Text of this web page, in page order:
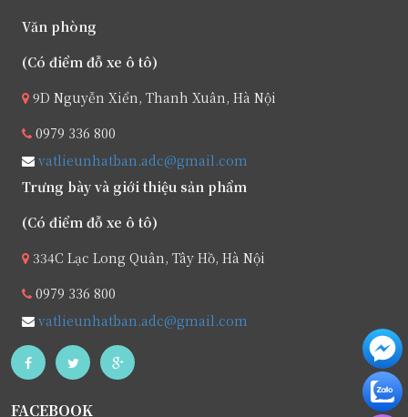
Văn phòng
(Có điểm đỗ xe ô tô)
9D Nguyễn Xiển, Thanh Xuân, Hà Nội
0979 336 800
vatlieunhatban.adc@gmail.com
Trưng bày và giới thiệu sản phẩm
(Có điểm đỗ xe ô tô)
334C Lạc Long Quân, Tây Hồ, Hà Nội
0979 336 800
vatlieunhatban.adc@gmail.com
FACEBOOK